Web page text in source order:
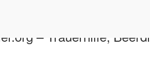
– Trauerhilfe,